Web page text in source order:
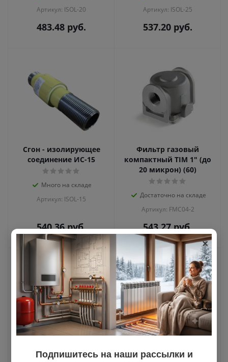
Артикул: ISOL-20
483.48 руб.
Артикул: ISOL-25
537.20 руб.
Сгон - изолирующее
соединение ИС-15
Много на складе
Артикул: ISOL-15
540.36руб.
Фильтр газовый
компактный TIM 1" (до
20 микрон) (60)
Достаточно на складе
Артикул: FMC04-2
543.27руб.
Фильтр газовый
компактный TIM 3/4"
компактный TIM 1/2"
×
Подпишитесь на наши рассылки и